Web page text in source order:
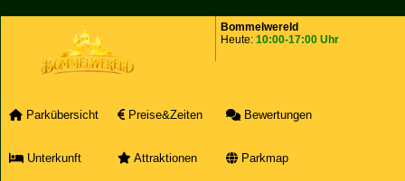
Bommelwereld
Heute: 10:00-17:00 Uhr
Parkübersicht Preise&Zeiten Bewertungen
Unterkunft Attraktionen Parkmap